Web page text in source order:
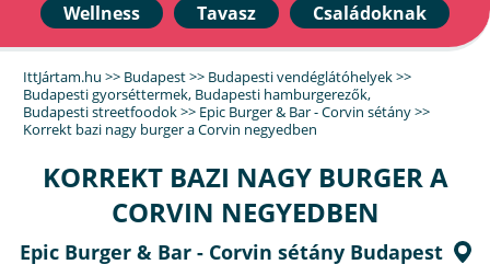
Wellness
Tavasz Családoknak
IttJártam.hu >> Budapest>> Budapesti vendéglátóhelyek>>
Budapesti gyorséttermek, Budapesti hamburgerezők,
Budapesti streetfoodok>> Epic Burger & Bar - Corvin sétány>>
Korrekt bazi nagy burger a Corvin negyedben
KORREKT BAZI NAGY BURGER A
CORVIN NEGYEDBEN
Epic Burger & Bar - Corvin sétány Budapest